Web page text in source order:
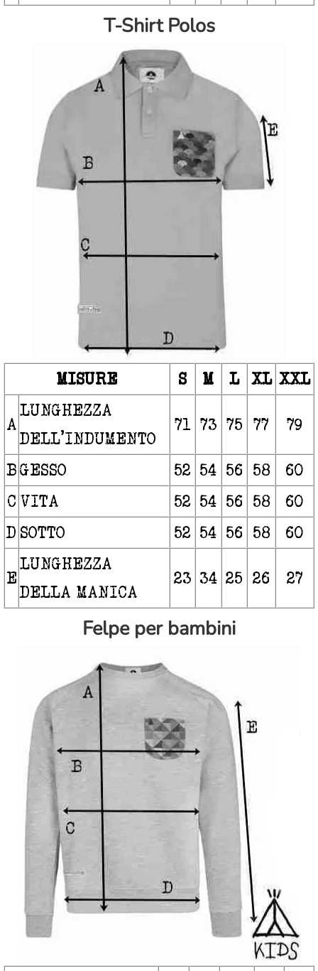
T-Shirt Polos
MISURE S M L XL XXL
A
LUNGHEZZA
DELL’INDUMENTO
71 73 75 77 79
BGESSO 52 54 56 58
60
C VITA 52 54 56 58
60
D SOTTO 52 54 56 58 60
E
LUNGHEZZA
DELLA MANICA
23 34 25 26 27
Felpe per bambini